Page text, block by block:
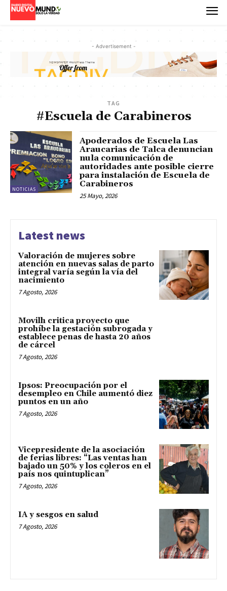
- Advertisement -
TAG
#Escuela de Carabineros
NOTICIAS
Apoderados de Escuela Las
Araucarias de Talca denuncian
nula comunicación de
autoridades ante posible cierre
para instalación de Escuela de
Carabineros
25 Mayo, 2026
Latest news
Valoración de mujeres sobre
atención en nuevas salas de parto
integral varía según la vía del
nacimiento
7 Agosto, 2026
Movilh critica proyecto que
prohíbe la gestación subrogada y
establece penas de hasta 20 años
de cárcel
7 Agosto, 2026
Ipsos: Preocupación por el
desempleo en Chile aumentó diez
puntos en un año
7 Agosto, 2026
Vicepresidente de la asociación
de ferias libres: “Las ventas han
bajado un 50% y los coleros en el
país nos quintuplican”
7 Agosto, 2026
IA y sesgos en salud
7 Agosto, 2026